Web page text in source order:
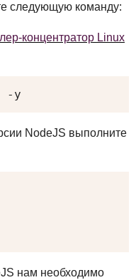
следующую команду:
концентратор Linux
-y
NodeJS выполните
нам необходимо